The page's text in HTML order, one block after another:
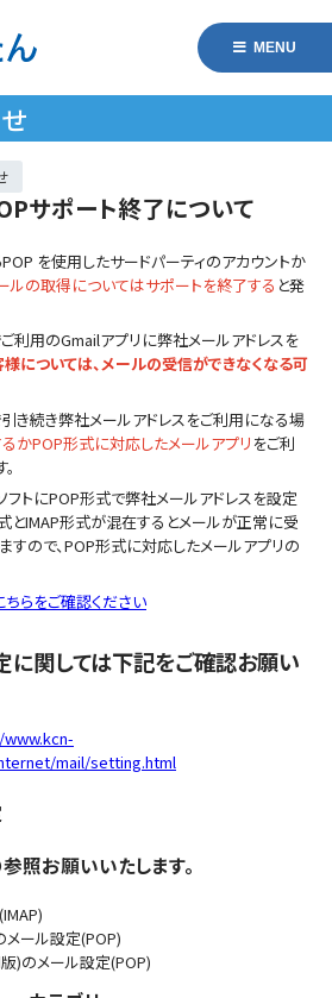
MENU
サポート終了について
を使用したサードパーティのアカウントか
ルの取得についてはサポートを終了する と発
ご利用のGmailアプリに弊社メールアドレスを
については、メールの受信ができなくなる可
引き続き弊社メールアドレスをご利用になる場
かPOP形式に対応したメールアプリ をご利
フトにPOP形式で弊社メールアドレスを設定
とIMAP形式が混在するとメールが正常に受
すので、POP形式に対応したメールアプリの
ちらをご確認ください
関しては下記をご確認お願い
mail/setting.html
照お願いいたします。
ール設定(POP)
のメール設定(POP)